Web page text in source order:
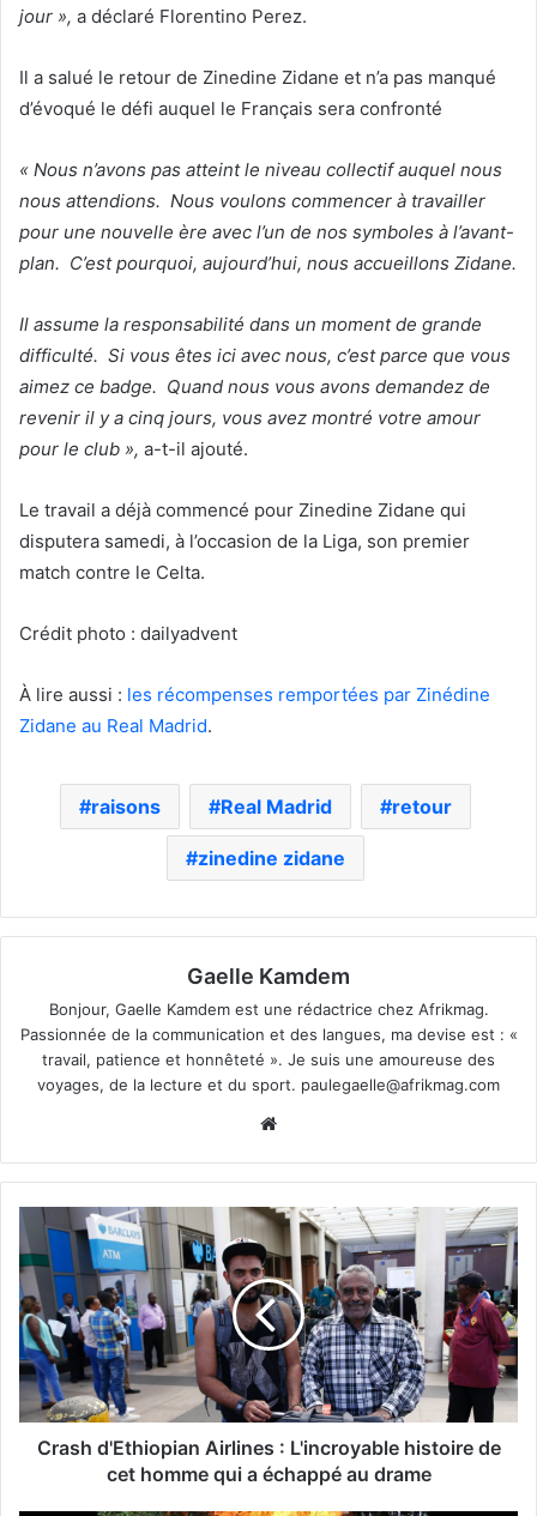
jour », a déclaré Florentino Perez.
Il a salué le retour de Zinedine Zidane et n’a pas manqué
d’évoqué le défi auquel le Français sera confronté
« Nous n’avons pas atteint le niveau collectif auquel nous
nous attendions. Nous voulons commencer à travailler
pour une nouvelle ère avec l’un de nos symboles à l’avant-
plan. C’est pourquoi, aujourd’hui, nous accueillons Zidane.
Il assume la responsabilité dans un moment de grande
difficulté. Si vous êtes ici avec nous, c’est parce que vous
aimez ce badge. Quand nous vous avons demandez de
revenir il y a cinq jours, vous avez montré votre amour
pour le club », a-t-il ajouté.
Le travail a déjà commencé pour Zinedine Zidane qui
disputera samedi, à l’occasion de la Liga, son premier
match contre le Celta.
Crédit photo : dailyadvent
À lire aussi : les récompenses remportées par Zinédine
Zidane au Real Madrid.
raisons Real Madrid retour
zinedine zidane
Gaelle Kamdem
Bonjour, Gaelle Kamdem est une rédactrice chez Afrikmag.
Passionnée de la communication et des langues, ma devise est : «
travail, patience et honnêteté ». Je suis une amoureuse des
voyages, de la lecture et du sport. paulegaelle@afrikmag.com
Crash d'Ethiopian Airlines : L'incroyable histoire de
cet homme qui a échappé au drame